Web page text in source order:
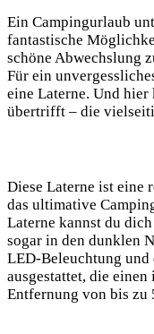
Ein Campingurlaub
fantastische
schöne Abwechslung
Für⁤ ein
eine Laterne. Und
übertrifft – ⁤die
Diese Laterne ist ⁣eine‌
das ultimative‌
Laterne kannst du
sogar in den dunklen
LED-Beleuchtung
ausgestattet,⁢ die
Entfernung ⁤von bis ⁤zu